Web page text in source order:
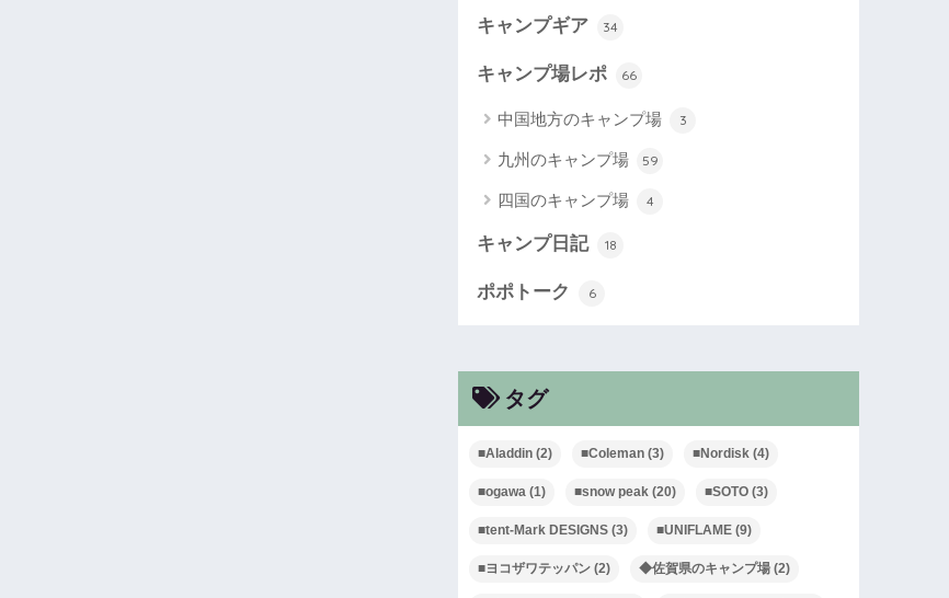
キャンプギア 34
キャンプ場レポ 66
中国地方のキャンプ場 3
九州のキャンプ場 59
四国のキャンプ場 4
キャンプ日記 18
ポポトーク 6
タグ
■Aladdin (2) ■Coleman (3) ■Nordisk (4)
■ogawa (1) ■snow peak (20) ■SOTO (3)
■tent-Mark DESIGNS (3) ■UNIFLAME (9)
■ヨコザワテッパン (2) ◆佐賀県のキャンプ場 (2)